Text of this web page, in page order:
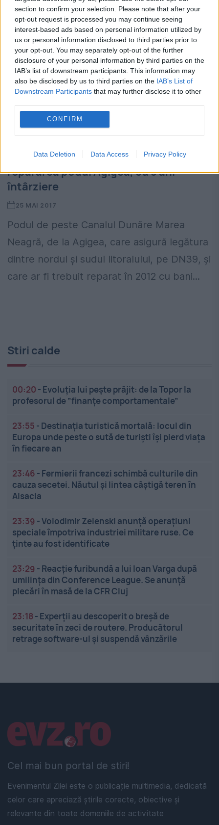
section to confirm your selection. Please note that after your
opt-out request is processed you may continue seeing
interest-based ads based on personal information utilized by
us or personal information disclosed to third parties prior to
your opt-out. You may separately opt-out of the further
disclosure of your personal information by third parties on the
IAB’s list of downstream participants. This information may
also be disclosed by us to third parties on the IAB’s List of
Downstream Participants that may further disclose it to other
CONFIRM
Data Deletion Data Access Privacy Policy
Ministrul Transporturilor inaugurează
repararea podul Agigea, cu 5 ani
întârziere
25 MAI 2017
Podul de peste Canalul Dunăre Marea
Neagră, de la Agigea, care asigură legătura
dintre nordul și sudul litoralului, pe DN39, și
care ar fi trebuit reparat în 2012 cu bani...
Stiri calde
00:20 - Evoluția lui pește prăjit: de la Topor la
profesorul de ”finanțe comportamentale”
23:55 - Destinația turistică mortală: locul din
Europa unde peste o sută de turiști își pierd viața
în fiecare an
23:46 - Fermierii francezi schimbă culturile din
cauza secetei. Năutul și lintea câștigă teren în
Alsacia
23:39 -Volodimir Zelenski anunță operațiuni
speciale împotriva industriei militare ruse. Ce
ținte au fost identificate
23:29 - Reacție furibundă a lui Ioan Varga după
umilința din Conference League. Se anunță
plecări în masă de la CFR Cluj
23:18 - Experții au descoperit o breșă de
securitate în zeci de routere. Producătorul
retrage software-ul și suspendă vânzările
Cel mai bun portal de stiri!
Evenimentul Zilei este o publicație multimedia, dedicată
celor care apreciază știrile corecte, obiective și
relevante din toate domeniile de activitate
Linkuri utile